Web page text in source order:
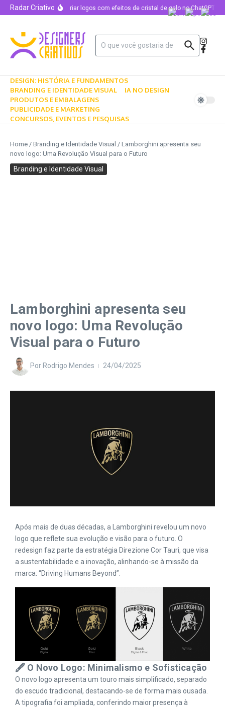
Radar CriativoComo criar logos com efeitos de cristal de gelo no ChatGPT
DESIGN: HISTÓRIA E FUNDAMENTOS
BRANDING E IDENTIDADE VISUAL
IA NO DESIGN
PRODUTOS E EMBALAGENS
PUBLICIDADE E MARKETING
CONCURSOS, EVENTOS E PESQUISAS
Home / Branding e Identidade Visual / Lamborghini apresenta seu
novo logo: Uma Revolução Visual para o Futuro
Branding e Identidade Visual
Lamborghini apresenta seu
novo logo: Uma Revolução
Visual para o Futuro
PorRodrigo Mendes 24/04/2025
Após mais de duas décadas, a Lamborghini revelou um novo
logo que reflete sua evolução e visão para o futuro. O
redesign faz parte da estratégia Direzione Cor Tauri, que visa
a sustentabilidade e a inovação, alinhando-se à missão da
marca: “Driving Humans Beyond”. ​
🖋️ O Novo Logo: Minimalismo e Sofisticação
O novo logo apresenta um touro mais simplificado, separado
do escudo tradicional, destacando-se de forma mais ousada.
A tipografia foi ampliada, conferindo maior presença à